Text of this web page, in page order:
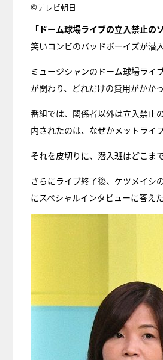
©テレビ朝日
「ドーム球場ライブの立入禁止の
笑いコンビのバッドボーイズが潜入
ミュージシャンのドーム球場ライ
が関わり、どれだけの費用がかか
番組では、関係者以外は立入禁止
内されたのは、なぜかメットラ
それを皮切りに、潜入班はどこま
さらにライブ終了後、ケツメイシ
にスペシャルインタビューに答えた